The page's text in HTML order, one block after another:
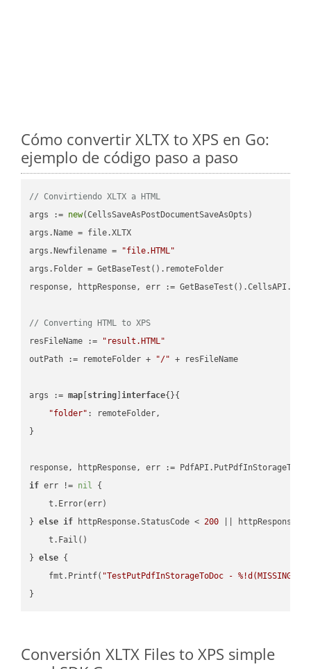
Cómo convertir XLTX to XPS en Go:
ejemplo de código paso a paso
// Convirtiendo XLTX a HTML
args := new(CellsSaveAsPostDocumentSaveAsOpts)
args.Name = file.XLTX
args.Newfilename =
"file.HTML"
args.Folder = GetBaseTest().remoteFolder
response, httpResponse, err :=
// Converting HTML to XPS
resFileName :=
"result.HTML"
outPath := remoteFolder +
"/" + resFileName
args := map string ]interface{}{
"folder" : remoteFolder,
}
if err != nil {
    t.Error(err)
} else if httpResponse.StatusCode < 200 ||
    t.Fail()
} else {
    fmt.Printf(
"TestPutPdfInStorageToDoc - %!d(MISSING)\n"
Conversión XLTX Files to XPS simple